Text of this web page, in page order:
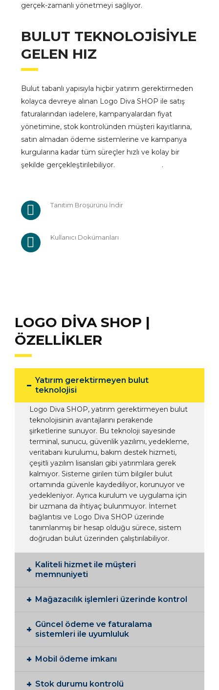
gerçek-zamanlı yönetmeyi sağlıyor.
BULUT TEKNOLOJISIYLE
GELEN HIZ
Bulut tabanlı yapısıyla hiçbir yatırım gerektirmeden
kolayca devreye alınan Logo Diva SHOP ile satış
faturalarından iadelere, kampanyalardan fiyat
yönetimine, stok kontrolünden müşteri kayıtlarına,
satın almadan ödeme sistemlerine ve kampanya
kurgularına kadar tüm süreçler hızlı ve kolay bir
şekilde gerçekleştirilebiliyor. .
Tanıtım Broşürünü İndir
Kullanıcı Dokümanları
LOGO DIVA SHOP |
ÖZELLIKLER
Yatırım gerektirmeyen bulut
teknolojisi
Logo Diva SHOP, yatırım gerektirmeyen bulut
teknolojisinin avantajlarını perakende
şirketlerine sunuyor. Bu teknoloji sayesinde
terminal, sunucu, güvenlik yazılımı, yedekleme,
veritabanı kurulumu, bakım destek hizmeti,
çeşitli yazılım lisansları gibi yatırımlara gerek
kalmıyor. Sisteme girilen tüm bilgiler bulut
ortamında güvenle kaydediliyor, korunuyor ve
yedekleniyor. Ayrıca kurulum ve uygulama için
bir uzmana da ihtiyaç bulunmuyor. İnternet
bağlantısı ve Logo Diva SHOP üzerinde
tanımlanmış bir hesap olduğu sürece, sistem
doğrudan bulut üzerinden çalıştırılabiliyor.
Kaliteli hizmet ile müşteri
memnuniyeti
Mağazacılık işlemleri üzerinde kontrol
Güncel ödeme ve faturalama
sistemleri ile uyumluluk
Mobil ödeme imkanı
Stok durumu kontrolü